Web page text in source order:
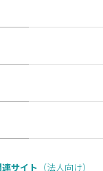
連サイト （法人向け）